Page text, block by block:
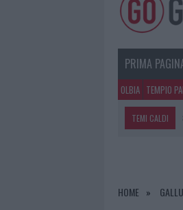
PRIMA
OLBIA TEMPIO
TEMI CALDI
7 AGOSTO
HOME